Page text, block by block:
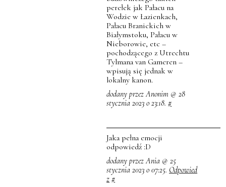
perełek jak Pałacu na
Wodzie w Łazienkach,
Pałacu Branickich w
Białymstoku, Pałacu w
Nieborowie, etc –
pochodzącego z Utrechtu
Tylmana van Gameren –
wpisują się jednak w
lokalny kanon.
dodany przez Anonim @ 28
stycznia 2023 o 23:18.#
Jaka pełna emocji
odpowiedź :D
dodany przez Ania @ 25
stycznia 2023 o 07:25. Odpowied
z #